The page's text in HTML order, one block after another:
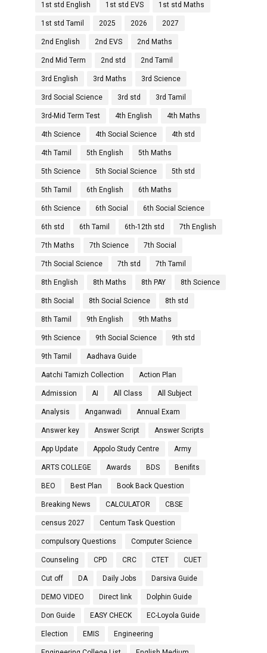
1st std English 1st std EVS 1st std Maths
1st std Tamil 2025 2026 2027
2nd English 2nd EVS 2nd Maths
2nd Mid Term 2nd std 2nd Tamil
3rd English 3rd Maths 3rd Science
3rd Social Science 3rd std 3rd Tamil
3rd-Mid Term Test 4th English 4th Maths
4th Science 4th Social Science 4th std
4th Tamil 5th English 5th Maths
5th Science 5th Social Science 5th std
5th Tamil 6th English 6th Maths
6th Science 6th Social 6th Social Science
6th std 6th Tamil 6th-12th std 7th English
7th Maths 7th Science 7th Social
7th Social Science 7th std 7th Tamil
8th English 8th Maths 8th PAY 8th Science
8th Social 8th Social Science 8th std
8th Tamil 9th English 9th Maths
9th Science 9th Social Science 9th std
9th Tamil Aadhava Guide
Aatchi Tamizh Collection Action Plan
Admission AI All Class All Subject
Analysis Anganwadi Annual Exam
Answer key Answer Script Answer Scripts
App Update Appolo Study Centre Army
ARTS COLLEGE Awards BDS Benifits
BEO Best Plan Book Back Question
Breaking News CALCULATOR CBSE
census 2027 Centum Task Question
compulsory Questions Computer Science
Counseling CPD CRC CTET CUET
Cut off DA Daily Jobs Darsiva Guide
DEMO VIDEO Direct link Dolphin Guide
Don Guide EASY CHECK EC-Loyola Guide
Election EMIS Engineering